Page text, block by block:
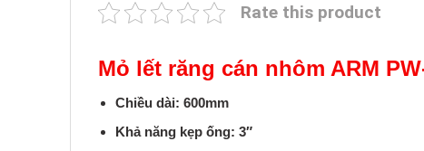
Rate this product
Mỏ lết răng cán nhôm ARM
Chiều dài: 600mm
Khả năng kẹp ống: 3″